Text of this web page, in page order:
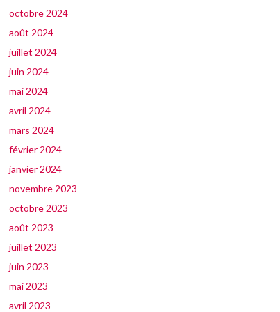
octobre 2024
août 2024
juillet 2024
juin 2024
mai 2024
avril 2024
mars 2024
février 2024
janvier 2024
novembre 2023
octobre 2023
août 2023
juillet 2023
juin 2023
mai 2023
avril 2023